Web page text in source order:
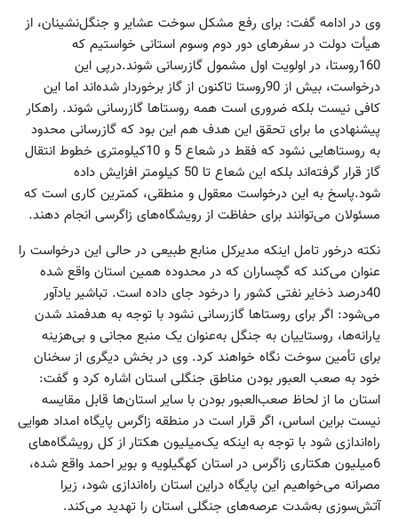
وی در ادامه گفت: برای رفع مشکل سوخت عشایر و جنگل‌نشینان، از
هیأت دولت در سفرهای دور دوم وسوم استانی خواستیم که
160روستا، در اولویت اول مشمول گازرسانی شوند.درپی این
درخواست، بیش از 90روستا تاکنون از گاز برخوردار شده‌اند اما این
کافی نیست بلکه ضروری است همه روستاها گازرسانی شوند. راهکار
پیشنهادی ما برای تحقق این هدف هم این بود که گازرسانی محدود
به روستاهایی نشود که فقط در شعاع 5 و 10کیلومتری خطوط انتقال
گاز قرار گرفته‌اند بلکه این شعاع تا 50 کیلومتر افزایش داده
شود.پاسخ به این درخواست معقول و منطقی، کمترین کاری است که
مسئولان می‌توانند برای حفاظت از رویشگاه‌های زاگرسی انجام دهند.
نکته درخور تامل اینکه مدیرکل منابع طبیعی در حالی این درخواست را
عنوان می‌کند که گچساران که در محدوده همین استان واقع شده
40‌درصد ذخایر نفتی کشور را درخود جای داده است. تباشیر یادآور
می‌شود: اگر برای روستاها گازرسانی نشود با توجه به هدفمند شدن
یارانه‌ها، روستاییان به جنگل به‌عنوان یک منبع مجانی و بی‌هزینه
برای تأمین سوخت نگاه خواهند کرد. وی در بخش دیگری از سخنان
خود به صعب العبور بودن مناطق جنگلی استان اشاره کرد و گفت:
استان ما از لحاظ صعب‌العبور بودن با سایر استان‌ها قابل مقایسه
نیست براین اساس، اگر قرار است در منطقه زاگرس پایگاه امداد هوایی
راه‌اندازی شود با توجه به اینکه یک‌میلیون‌ هکتار از کل رویشگاه‌های
6‌میلیون‌ هکتاری زاگرس در استان کهگیلویه و بویر احمد واقع شده،
مصرانه می‌خواهیم این پایگاه دراین استان راه‌اندازی شود، زیرا
آتش‌سوزی به‌شدت عرصه‌های جنگلی استان را تهدید می‌کند.